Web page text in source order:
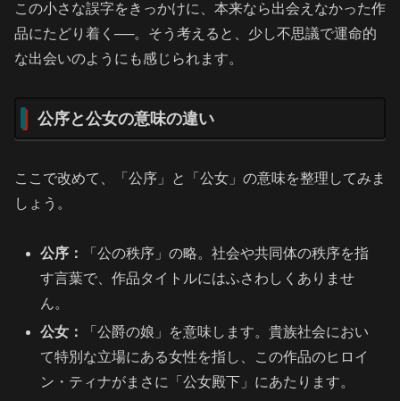
この小さな誤字をきっかけに、本来なら出会えなかった作
品にたどり着く──。そう考えると、少し不思議で運命的
な出会いのようにも感じられます。
公序と公女の意味の違い
ここで改めて、「公序」と「公女」の意味を整理してみま
しょう。
公序：
「公の秩序」の略。社会や共同体の秩序を指
す言葉で、作品タイトルにはふさわしくありませ
ん。
公女：
「公爵の娘」を意味します。貴族社会におい
て特別な立場にある女性を指し、この作品のヒロイ
ン・ティナがまさに「公女殿下」にあたります。